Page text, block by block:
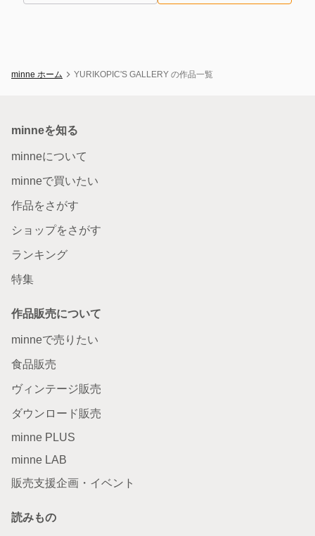
minne ホーム YURIKOPIC'S GALLERY の作品一覧
minneを知る
minneについて
minneで買いたい
作品をさがす
ショップをさがす
ランキング
特集
作品販売について
minneで売りたい
食品販売
ヴィンテージ販売
ダウンロード販売
minne PLUS
minne LAB
販売支援企画・イベント
読みもの